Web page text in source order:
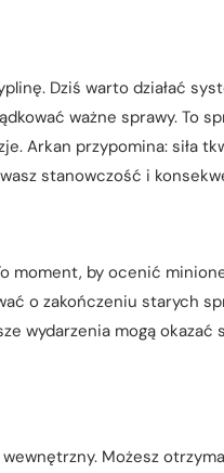
Dziś warto działać
ważne sprawy. To
Arkan przypomina: siła
stanowczość i
moment, by ocenić
o zakończeniu starych
wydarzenia mogą
Możesz